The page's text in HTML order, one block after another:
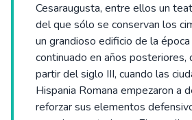
Cesaraugusta, entre ellos un
del que sólo se conservan los
un grandioso edificio de la
continuado en años posteriores,
partir del siglo III, cuando las
Hispania Romana empezaron a
reforzar sus elementos